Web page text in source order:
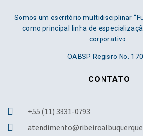
Somos um escritório multidisciplinar
como principal linha de
corporativo.
OABSP Regisro No.
CONTATO
+55 (11) 3831-0793